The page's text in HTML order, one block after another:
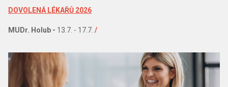
DOVOLENÁ LÉKAŘŮ 2026
MUDr. Holub - 13.7. - 17.7. /